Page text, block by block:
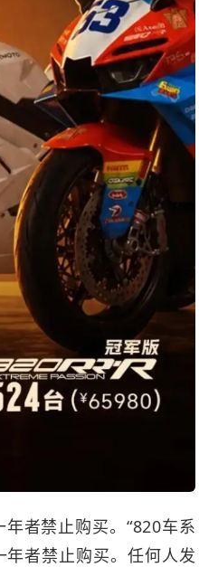
者禁止购买。“820车系
者禁止购买。任何人发